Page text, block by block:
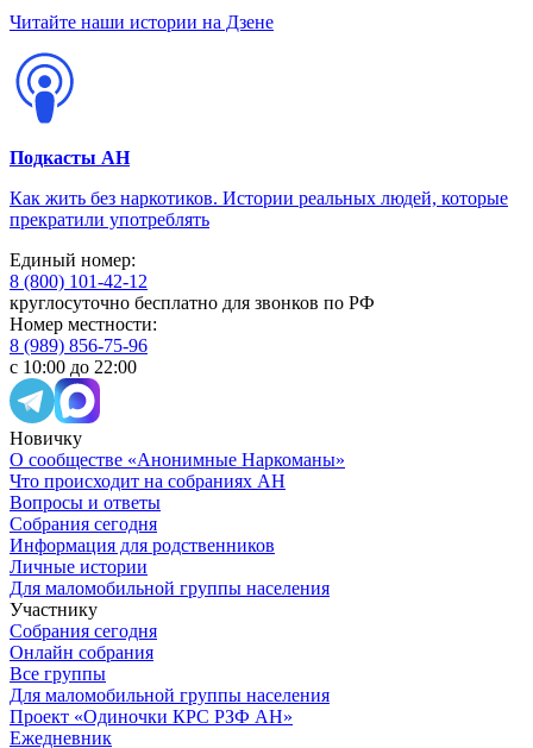
Читайте наши истории на Дзене
Подкасты АН
Как жить без наркотиков. Истории реальных людей, которые
прекратили употреблять
Единый номер:
8 (800) 101-42-12
круглосуточно бесплатно для звонков по РФ
Номер местности:
8 (989) 856-75-96
с 10:00 до 22:00
Новичку
О сообществе «Анонимные Наркоманы»
Что происходит на собраниях АН
Вопросы и ответы
Собрания сегодня
Информация для родственников
Личные истории
Для маломобильной группы населения
Участнику
Собрания сегодня
Онлайн собрания
Все группы
Для маломобильной группы населения
Проект «Одиночки КРС РЗФ АН»
Ежедневник